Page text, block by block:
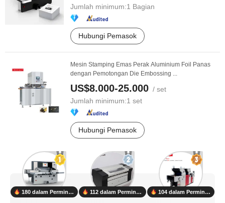
Jumlah minimum:1 Bagian
Hubungi Pemasok
Mesin Stamping Emas Perak Aluminium Foil Panas
dengan Pemotongan Die Embossing ...
US$8.000-25.000 / set
Jumlah minimum:1 set
Hubungi Pemasok
180 dalam Permintaan 112 dalam Permintaan 104 dalam Permintaan